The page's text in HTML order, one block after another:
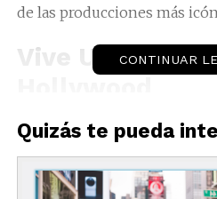
de las producciones más
Vive Universal
Universal Studios Hollywood
entretenimiento y
en uno de los parques más
CONTINUAR
Quizás te pueda